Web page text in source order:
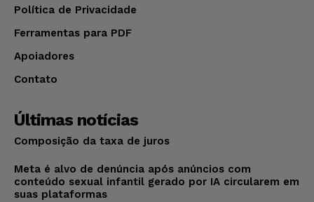
Política de Privacidade
Ferramentas para PDF
Apoiadores
Contato
Últimas notícias
Composição da taxa de juros
Meta é alvo de denúncia após anúncios com
conteúdo sexual infantil gerado por IA circularem em
suas plataformas